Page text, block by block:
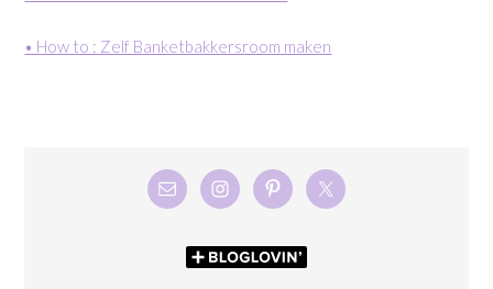
• How to : Zelf Banketbakkersroom maken